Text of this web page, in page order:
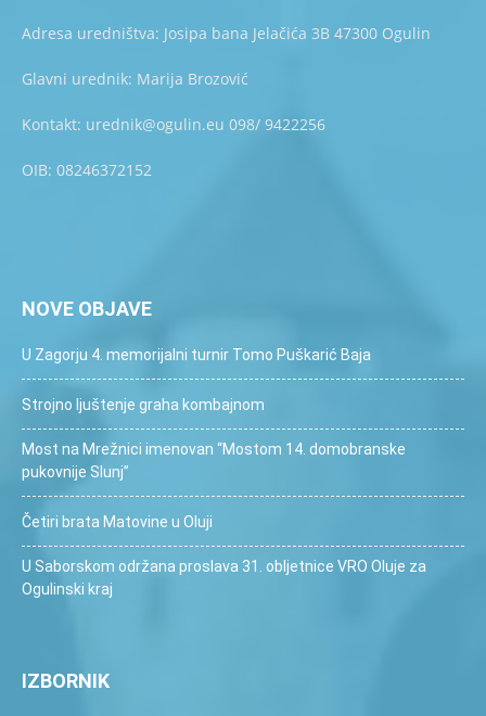
Adresa uredništva: Josipa bana Jelačića 3B 47300 Ogulin
Glavni urednik: Marija Brozović
Kontakt: urednik@ogulin.eu 098/ 9422256
OIB: 08246372152
NOVE OBJAVE
U Zagorju 4. memorijalni turnir Tomo Puškarić Baja
Strojno ljuštenje graha kombajnom
Most na Mrežnici imenovan “Mostom 14. domobranske
pukovnije Slunj”
Četiri brata Matovine u Oluji
U Saborskom održana proslava 31. obljetnice VRO Oluje za
Ogulinski kraj
IZBORNIK